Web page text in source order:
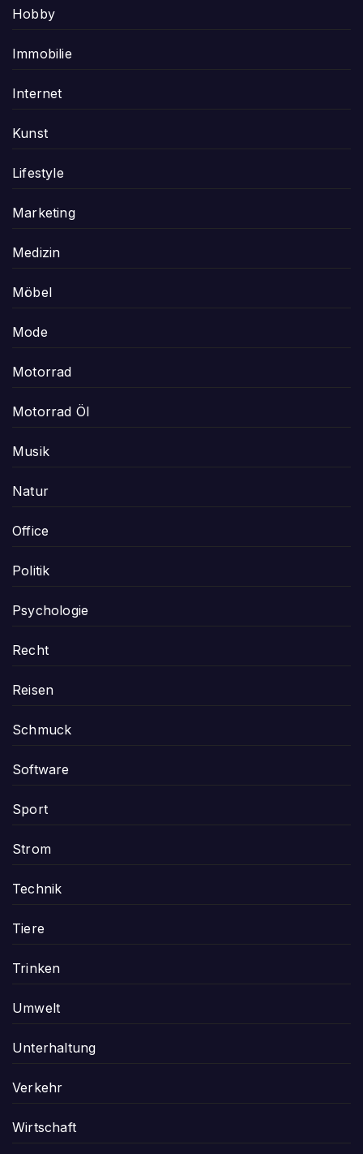
Hobby
Immobilie
Internet
Kunst
Lifestyle
Marketing
Medizin
Möbel
Mode
Motorrad
Motorrad Öl
Musik
Natur
Office
Politik
Psychologie
Recht
Reisen
Schmuck
Software
Sport
Strom
Technik
Tiere
Trinken
Umwelt
Unterhaltung
Verkehr
Wirtschaft